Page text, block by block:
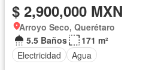
$ 2,900,000 MXN
Arroyo Seco, Querétaro
5.5 Baños
171 m²
Electricidad
Agua